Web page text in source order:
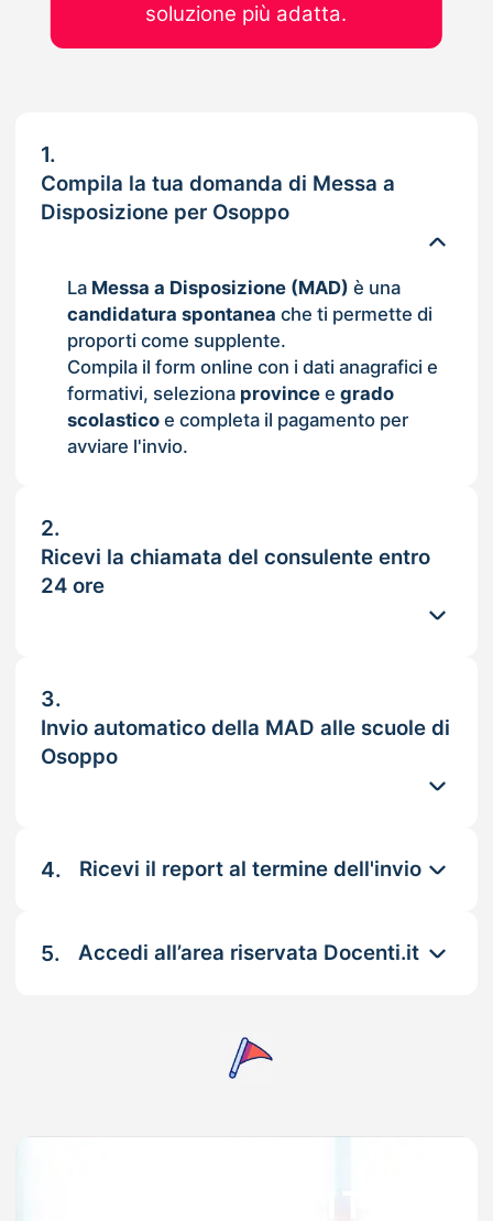
1.
Compila la tua domanda di Messa a
Disposizione per Osoppo
La Messa a Disposizione (MAD) è una
candidatura spontanea che ti permette di
proporti come supplente.
Compila il form online con i dati anagrafici e
formativi, seleziona provincee grado
scolasticoe completa il pagamento per
avviare l'invio.
2.
Ricevi la chiamata del consulente entro
24 ore
3.
Invio automatico della MAD alle scuole di
Osoppo
4. Ricevi il report al termine dell'invio
5. Accedi all’area riservata Docenti.it
soluzione più adatta.